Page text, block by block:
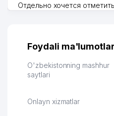
Отдельно хочется отметить
их работе значительно
обслуживания клиентов.
Рекомендую этот колл-
Vip Brand 31.07.2026 11:43:39
Foydali ma'lumotlar
O'zbekistonning mashhur
saytlari
Onlayn xizmatlar